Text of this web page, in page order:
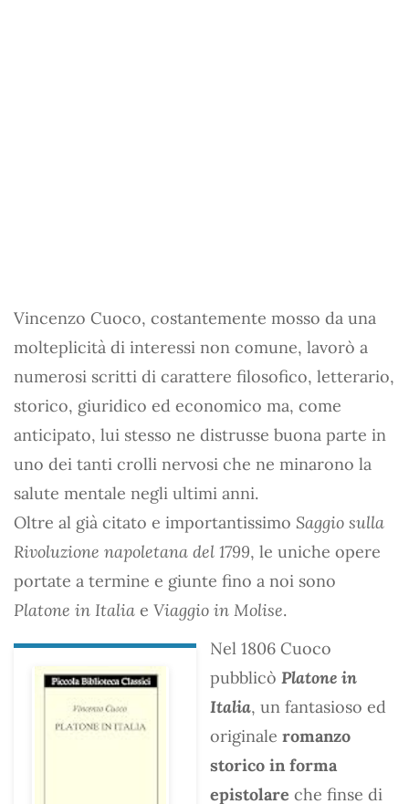
Vincenzo Cuoco, costantemente mosso da una
molteplicità di interessi non comune, lavorò a
numerosi scritti di carattere filosofico, letterario,
storico, giuridico ed economico ma, come
anticipato, lui stesso ne distrusse buona parte in
uno dei tanti crolli nervosi che ne minarono la
salute mentale negli ultimi anni.
Oltre al già citato e importantissimo Saggio sulla
Rivoluzione napoletana del 1799, le uniche opere
portate a termine e giunte fino a noi sono
Platone in Italia e Viaggio in Molise.
Nel 1806 Cuoco
pubblicò Platone in
Italia, un fantasioso ed
originale romanzo
storico in forma
epistolare che finse di